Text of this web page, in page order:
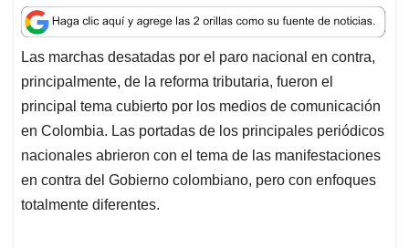
a
t
s
A
p
p
c
e
b
o
o
k
n
k
e
d
I
n
a
i
l
r
e
a
d
s
Las marchas desatadas por el paro nacional en contra,
principalmente, de la reforma tributaria, fueron el
principal tema cubierto por los medios de comunicación
en Colombia. Las portadas de los principales periódicos
nacionales abrieron con el tema de las manifestaciones
en contra del Gobierno colombiano, pero con enfoques
totalmente diferentes.